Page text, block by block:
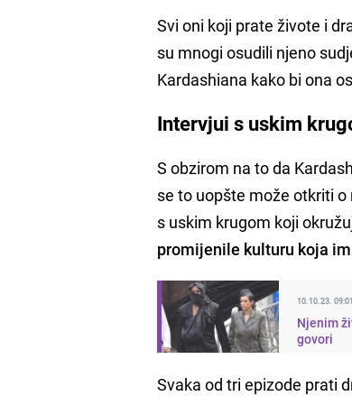
Svi oni koji prate živote i
su mnogi osudili njeno
Kardashiana kako bi ona
Intervjui s uskim
S obzirom na to da
se to uopšte može otkriti
s uskim krugom koji
promijenile kulturu koja
10.10.23. 09:01
Njenim
govori
Svaka od tri epizode prati